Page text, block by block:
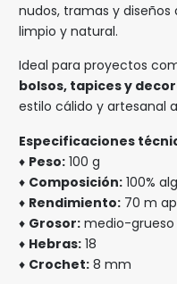
nudos, tramas y
limpio y natural.
Ideal para proyectos
bolsos, tapices y
estilo cálido y artesanal
Especificaciones
♦ Peso: 100 g
♦ Composición: 100%
♦ Rendimiento: 70 m
♦ Grosor: medio-
♦ Hebras: 18
♦ Crochet: 8 mm